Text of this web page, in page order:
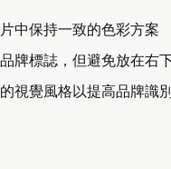
中保持一致的色彩方案
牌標誌，但避免放在右
視覺風格以提高品牌識